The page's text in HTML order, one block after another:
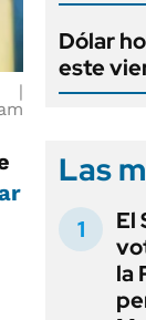
Dólar
este
Las
El
la